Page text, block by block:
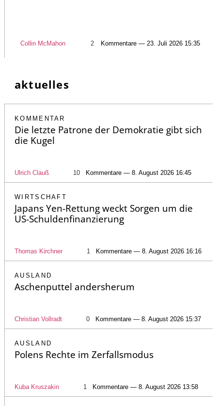
Collin McMahon 2 Kommentare — 23. Juli 2026 15:35
aktuelles
KOMMENTAR
Die letzte Patrone der Demokratie gibt sich
die Kugel
Ulrich Clauß 10 Kommentare — 8. August 2026 16:45
WIRTSCHAFT
Japans Yen-Rettung weckt Sorgen um die
US-Schuldenfinanzierung
Thomas Kirchner 1 Kommentare — 8. August 2026 16:16
AUSLAND
Aschenputtel andersherum
Christian Vollradt 0 Kommentare — 8. August 2026 15:37
AUSLAND
Polens Rechte im Zerfallsmodus
Kuba Kruszakin 1 Kommentare — 8. August 2026 13:58